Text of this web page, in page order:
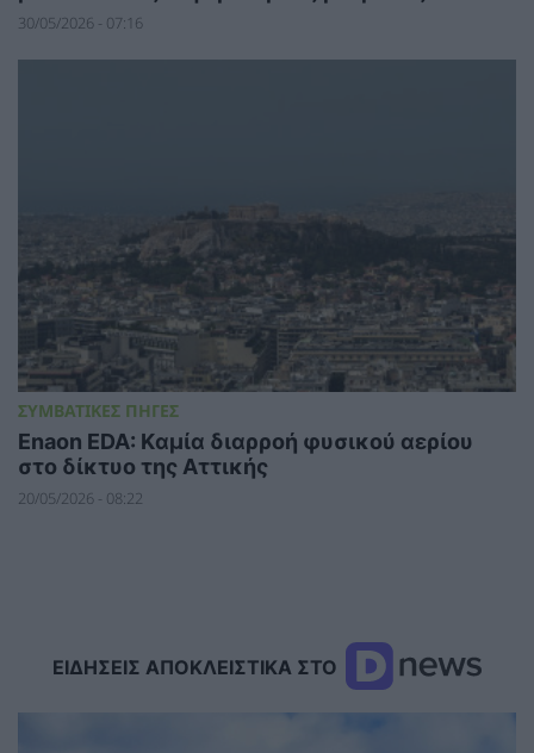
30/05/2026 - 07:16
ΣΥΜΒΑΤΙΚΕΣ ΠΗΓΕΣ
Enaon EDA: Kαμία διαρροή φυσικού αερίου
στο δίκτυο της Αττικής
20/05/2026 - 08:22
ΕΙΔΗΣΕΙΣ ΑΠΟΚΛΕΙΣΤΙΚΑ ΣΤΟ